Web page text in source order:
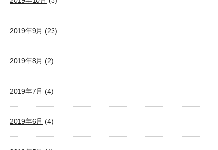
2019年9月 (23)
2019年8月 (2)
2019年7月 (4)
2019年6月 (4)